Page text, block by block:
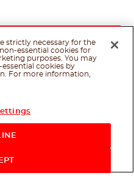
strictly necessary for the
essential cookies for
purposes. You may
cookies by
For more information,